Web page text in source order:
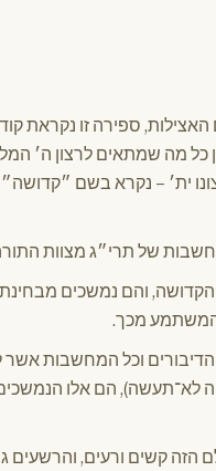
ספירה זו נקראת
כל מה שמתאים לרצון ה׳
ית׳ – נקרא בשם ״קדושה״
של תרי״ג מצוות
והם נמשכים מבחינת
מכך.
וכל המחשבות
לא־תעשה), הם אלו
הזה קשים ורעים, והרשעים